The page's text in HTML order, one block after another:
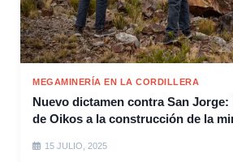
MEGAMINERÍA EN LA CORDILLERA
Nuevo dictamen contra San Jorge:
de Oikos a la construcción de la
15 JULIO, 2025